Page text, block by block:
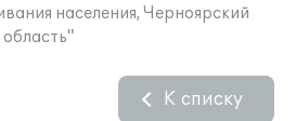
населения, Черноярский
К списку